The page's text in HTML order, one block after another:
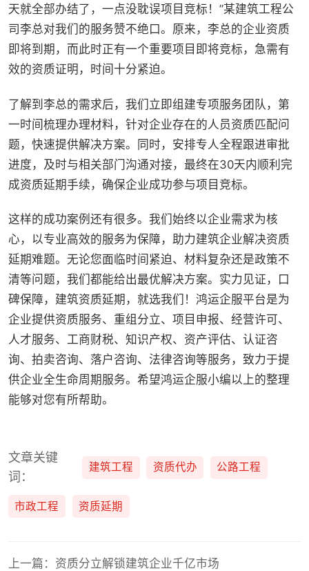
天就全部办结了，一点没耽误项目竞标！”某建筑工程公
司李总对我们的服务赞不绝口。原来，李总的企业资质
即将到期，而此时正有一个重要项目即将竞标，急需有
效的资质证明，时间十分紧迫。
了解到李总的需求后，我们立即组建专项服务团队，第
一时间梳理办理材料，针对企业存在的人员资质匹配问
题，快速提供解决方案。同时，安排专人全程跟进审批
进度，及时与相关部门沟通对接，最终在30天内顺利完
成资质延期手续，确保企业成功参与项目竞标。
这样的成功案例还有很多。我们始终以企业需求为核
心，以专业高效的服务为保障，助力建筑企业解决资质
延期难题。无论您面临时间紧迫、材料复杂还是政策不
清等问题，我们都能给出最优解决方案。实力见证，口
碑保障，建筑资质延期，就选我们！鸿运企服平台是为
企业提供资质服务、重组分立、项目申报、经营许可、
人才服务、工商财税、知识产权、资产评估、认证咨
询、拍卖咨询、落户咨询、法律咨询等服务，致力于提
供企业全生命周期服务。希望鸿运企服小编以上的整理
能够对您有所帮助。
文章关键
词：
建筑工程 资质代办 公路工程
市政工程 资质延期
上一篇：资质分立解锁建筑企业千亿市场